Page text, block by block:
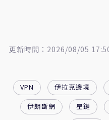
更新時間：2026/08/05
VPN 伊拉克邊境
伊朗斷網
星鏈